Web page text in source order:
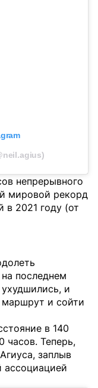
непрерывного
мировой рекорд
в 2021 году (от
последнем
и
маршрут и сойти
в 140
часов. Теперь,
заплыв